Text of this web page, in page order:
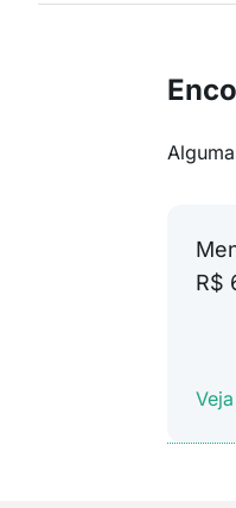
R$